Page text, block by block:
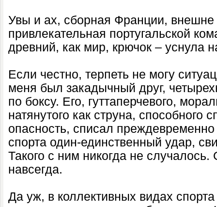
Увы и ах, сборная Франции, внешне
привлекательная португальской
древний, как мир, крючок – уснула
Если честно, терпеть не могу
меня был закадычный друг,
по боксу. Его, гуттаперчевого,
натянутого как струна, способного
опасность, списал
спорта один-единственный удар,
Такого с ним никогда не случалось.
навсегда.
Да уж, в коллективных видах